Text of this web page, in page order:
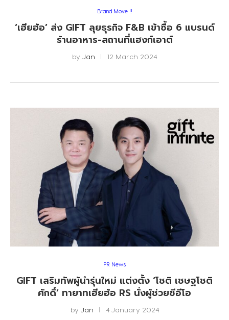
Brand Move !!
‘เฮียฮ้อ’ ส่ง GIFT ลุยธุรกิจ F&B เข้าซื้อ 6 แบรนด์
ร้านอาหาร-สถานที่แฮงก์เอาต์
by Jan 12 March 2024
PR News
GIFT เสริมทัพผู้นำรุ่นใหม่ แต่งตั้ง ‘โชติ เชษฐโชติ
ศักดิ์’ ทายาทเฮียฮ้อ RS นั่งผู้ช่วยซีอีโอ
by Jan 4 January 2024